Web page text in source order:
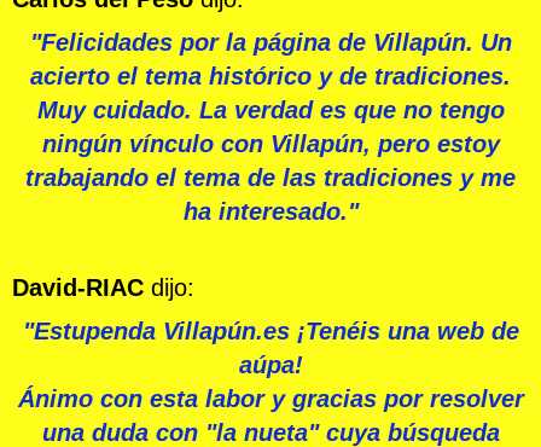
"Felicidades por la página de Villapún. Un
acierto el tema histórico y de tradiciones.
Muy cuidado. La verdad es que no tengo
ningún vínculo con Villapún, pero estoy
trabajando el tema de las tradiciones y me
ha interesado."
David-RIAC dijo:
"Estupenda Villapún.es ¡Tenéis una web de
aúpa!
Ánimo con esta labor y gracias por resolver
una duda con "la nueta" cuya búsqueda